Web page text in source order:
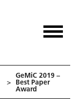
>
GeMiC 2019 –
Best Paper
Award